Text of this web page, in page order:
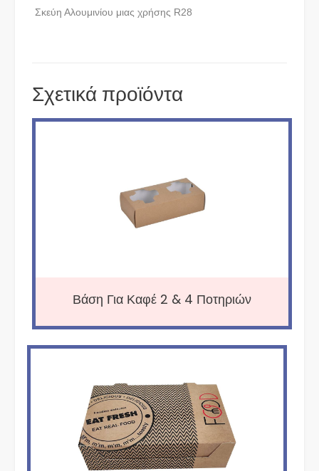
Σκεύη Αλουμινίου μιας χρήσης R28
Σχετικά προϊόντα
Βάση Για Καφέ 2 & 4 Ποτηριών